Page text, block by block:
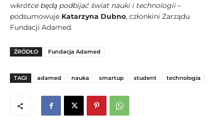
wkrótce będą podbijać świat nauki i technologii–
podsumowuje Katarzyna Dubno, członkini Zarządu
Fundacji Adamed.
ŹRÓDŁO Fundacja Adamed
TAGI adamed nauka smartup student technologia